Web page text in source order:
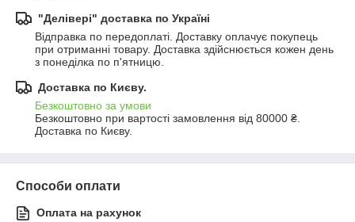
"Делівері" доставка по Україні
Відправка по передоплаті. Доставку оплачує покупець
при отриманні товару. Доставка здійснюється кожен день
з понеділка по п'ятницю.
Доставка по Києву.
Безкоштовно за умови
Безкоштовно при вартості замовлення від 80000 ₴.
Доставка по Києву.
Способи оплати
Оплата на рахунок